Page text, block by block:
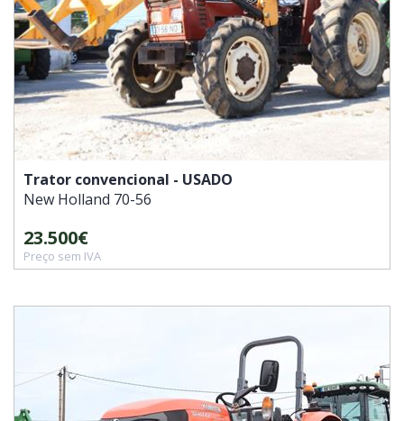
Trator convencional - USADO
New Holland 70-56
23.500€
Preço sem IVA